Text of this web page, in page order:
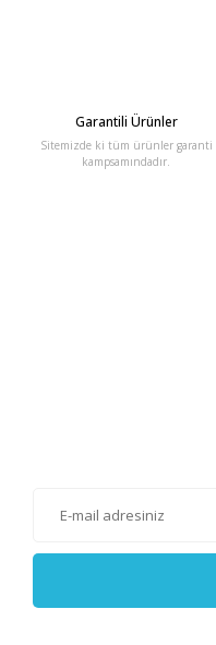
Garantili Ürünler
Sitemizde ki tüm ürünler garanti
kampsamındadır.